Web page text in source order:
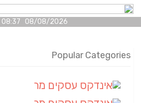
08/08/2026 08:37 08
Popular Categories